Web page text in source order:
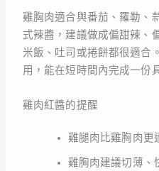
雞胸肉適合與番茄、羅勒、
式辣醬，建議做成偏甜辣、
米飯、吐司或捲餅都很適合
用，能在短時間內完成一份
雞肉紅醬的提醒
雞腿肉比雞胸肉更
雞胸肉建議切薄、